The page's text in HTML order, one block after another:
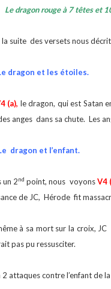
Le dragon rouge à 7 têtes et
la suite des versets nous
dragon et les étoiles.
(a), le dragon, qui est Satan
anges dans sa chute. Les
dragon et l’enfant.
un 2nd point, nous voyonsV4
de JC, Hérode fit
à sa mort sur la croix,
pas pu ressusciter.
2 attaques contre l’enfant de